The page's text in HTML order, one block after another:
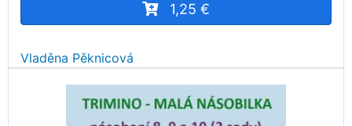
1,25 €
Vladěna Pěknicová